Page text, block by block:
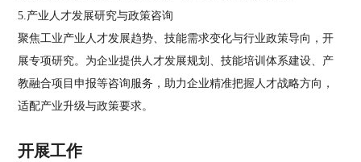
5.产业人才发展研究与政策咨询
聚焦工业产业人才发展趋势、技能需求变化与行业政策导向，开
展专项研究。为企业提供人才发展规划、技能培训体系建设、产
教融合项目申报等咨询服务，助力企业精准把握人才战略方向，
适配产业升级与政策要求。
开展工作